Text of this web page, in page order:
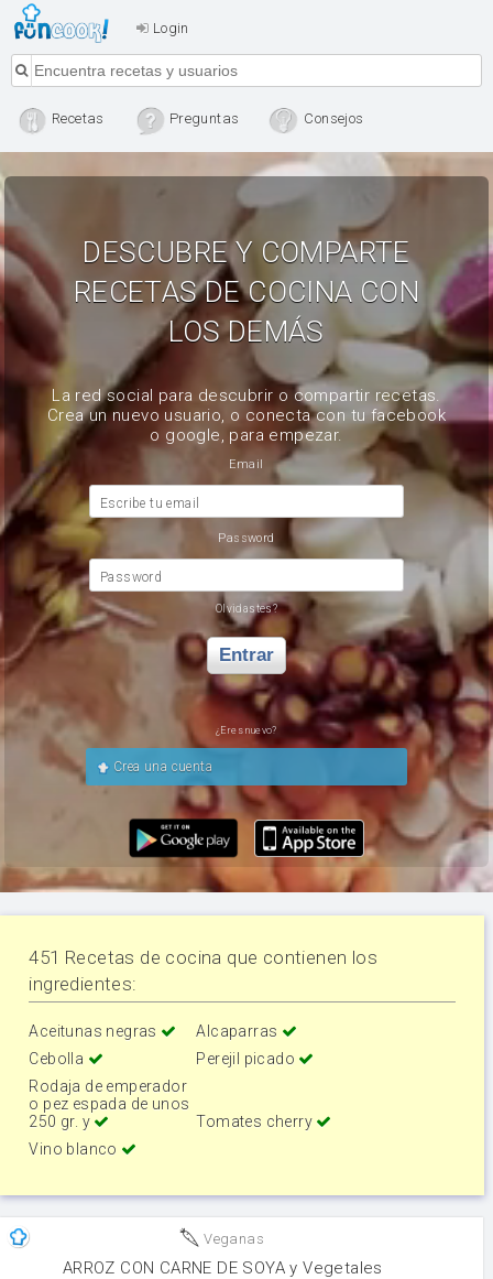
Login
Recetas Preguntas Consejos
DESCUBRE Y COMPARTE
RECETAS DE COCINA CON
LOS DEMÁS
La red social para descubrir o compartir recetas.
Crea un nuevo usuario, o conecta con tu facebook
o google, para empezar.
Email
Escribe tu email
Password
Password
Olvidastes?
Entrar
¿Eres nuevo?
Crea una cuenta
451 Recetas de cocina que contienen los
ingredientes:
Aceitunas negras
Alcaparras
Cebolla
Perejil picado
Rodaja de emperador
o pez espada de unos
250 gr. y
Tomates cherry
Vino blanco
Veganas
ARROZ CON CARNE DE SOYA y Vegetales